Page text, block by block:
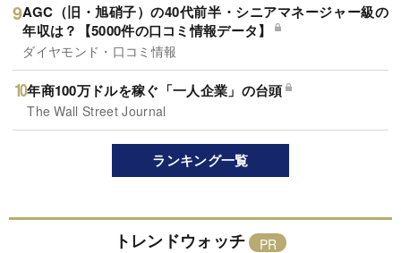
AGC（旧・旭硝子）の40代前半・シニアマネージャー級の
年収は？【5000件の口コミ情報データ】
ダイヤモンド・口コミ情報
年商100万ドルを稼ぐ「一人企業」の台頭
The Wall Street Journal
ランキング一覧
トレンドウォッチ